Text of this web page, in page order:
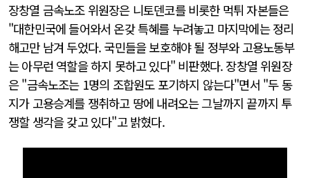
장창열 금속노조 위원장은 니토덴코를 비롯한 먹튀 자본들은
"대한민국에 들어와서 온갖 특혜를 누려놓고 마지막에는 정리
해고만 남겨 두었다. 국민들을 보호해야 될 정부와 고용노동부
는 아무런 역할을 하지 못하고 있다" 비판했다. 장창열 위원장
은 "금속노조는 1명의 조합원도 포기하지 않는다"면서 "두 동
지가 고용승계를 쟁취하고 땅에 내려오는 그날까지 끝까지 투
쟁할 생각을 갖고 있다"고 밝혔다.